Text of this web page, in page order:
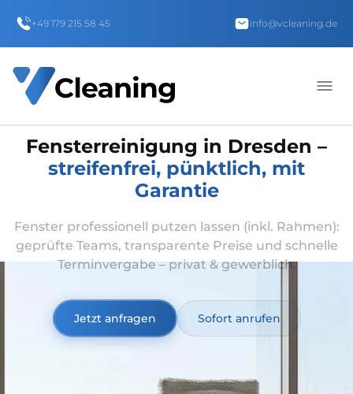
+49 179 215 58 45 info@vcleaning.de
Fensterreinigung in Dresden –
streifenfrei, pünktlich, mit
Garantie
Fenster professionell putzen lassen (inkl. Rahmen):
geprüfte Teams, transparente Preise und schnelle
Terminvergabe – privat & gewerblich.
Jetzt anfragen Sofort anrufen